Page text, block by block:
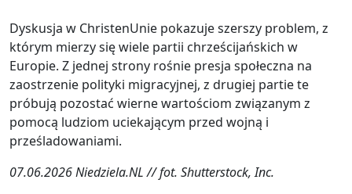
Dyskusja w ChristenUnie pokazuje szerszy problem, z
którym mierzy się wiele partii chrześcijańskich w
Europie. Z jednej strony rośnie presja społeczna na
zaostrzenie polityki migracyjnej, z drugiej partie te
próbują pozostać wierne wartościom związanym z
pomocą ludziom uciekającym przed wojną i
prześladowaniami.
07.06.2026 Niedziela.NL // fot. Shutterstock, Inc.